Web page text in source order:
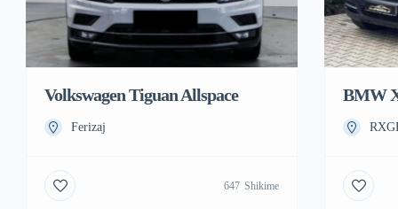
Volkswagen Tiguan Allspace
Ferizaj
647 Shikime
BMW